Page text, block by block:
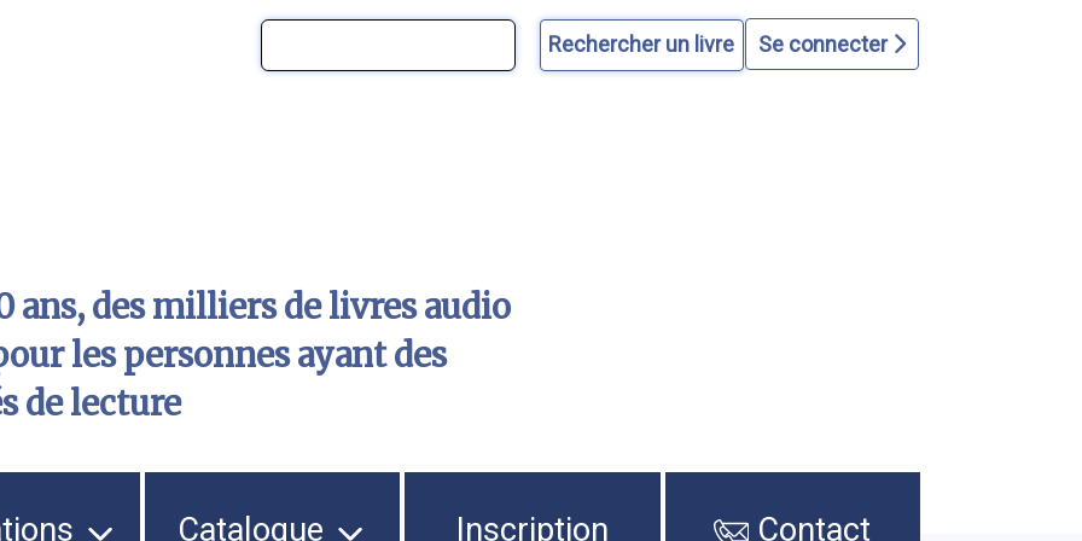
Se connecter
ans, des milliers de livres audio
les personnes ayant des
de lecture
Catalogue Inscription Contact